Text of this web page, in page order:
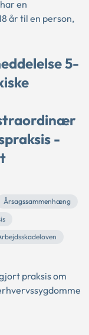
en
år til en person,
5-
-
Årsagssammenhæng
praksis om